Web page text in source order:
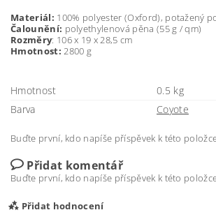
Materiál: 100% polyester (Oxford), potažený
Čalounění: polyethylenová pěna (55 g / qm)
Rozměry: 106 x 19 x 28,5 cm
Hmotnost: 2800 g
Hmotnost
0.5 kg
Barva
Coyote
Buďte první, kdo napíše příspěvek k této
Přidat komentář
Buďte první, kdo napíše příspěvek k této
Přidat hodnocení